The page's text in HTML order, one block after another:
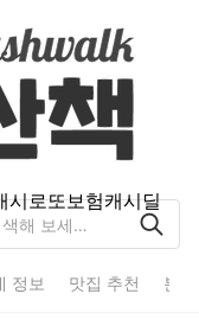
시로또보험캐시딜
정보 맛집 추천 분